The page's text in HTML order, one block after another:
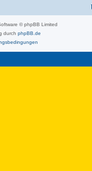
© phpBB Limited
durch phpBB.de